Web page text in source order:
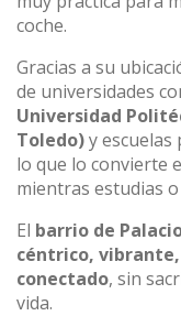
coche.
Gracias a su
de universidades
Universidad
Toledo)y escuelas
lo que lo convierte
mientras estudias
El barrio de
céntrico,
conectado, sin
vida.